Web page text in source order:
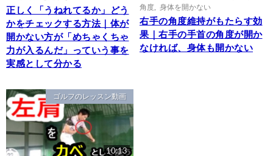
正しく「うねれてるか」どう
かをチェックする方法｜体が
開かない方が「めちゃくちゃ
力が入るんだ」っていう事を
実感として分かる
角度
身体を開かない
右手の角度維持がもたらす効
果｜右手の手首の角度が開か
なければ、身体も開かない
ゴルフのレッスン動画
10:13